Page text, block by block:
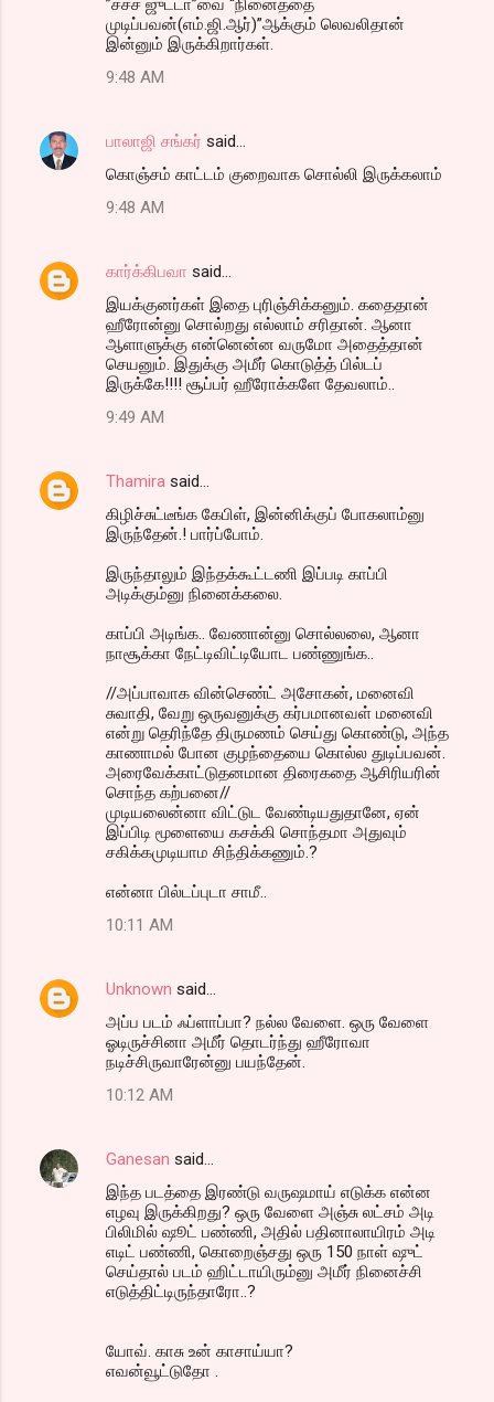
முடிப்பவன்(எம்.ஜி.ஆர்)”ஆக்கும் லெவலிதான்
இன்னும் இருக்கிறார்கள்.
9:48 AM
பாலாஜி சங்கர் said…
கொஞ்சம் காட்டம் குறைவாக சொல்லி இருக்கலாம்
9:48 AM
கார்க்கிபவா said…
இயக்குனர்கள் இதை புரிஞ்சிக்கனும். கதைதான்
ஹீரோன்னு சொல்றது எல்லாம் சரிதான். ஆனா
ஆளாளுக்கு என்னென்ன வருமோ அதைத்தான்
செயனும். இதுக்கு அமீர் கொடுத்த் பில்டப்
இருக்கே!!!! சூப்பர் ஹீரோக்களே தேவலாம்..
9:49 AM
Thamira said…
கிழிச்சுட்டீங்க கேபிள், இன்னிக்குப் போகலாம்னு
இருந்தேன்.! பார்ப்போம்.
இருந்தாலும் இந்தக்கூட்டணி இப்படி காப்பி
அடிக்கும்னு நினைக்கலை.
காப்பி அடிங்க.. வேணான்னு சொல்லலை, ஆனா
நாசூக்கா நேட்டிவிட்டியோட பண்ணுங்க..
//அப்பாவாக வின்செண்ட் அசோகன், மனைவி
சுவாதி, வேறு ஒருவனுக்கு கர்பமானவள் மனைவி
என்று தெரிந்தே திருமணம் செய்து கொண்டு, அந்த
காணாமல் போன குழந்தையை கொல்ல துடிப்பவன்.
அரைவேக்காட்டுதனமான திரைகதை ஆசிரியரின்
சொந்த கற்பனை//
முடியலைன்னா விட்டுட வேண்டியதுதானே, ஏன்
இப்பிடி மூளையை கசக்கி சொந்தமா அதுவும்
சகிக்கமுடியாம சிந்திக்கணும்.?
என்னா பில்டப்புடா சாமீ..
10:11 AM
Unknown said…
அப்ப படம் ஃப்ளாப்பா? நல்ல வேளை. ஒரு வேளை
ஓடிருச்சினா அமீர் தொடர்ந்து ஹீரோவா
நடிச்சிருவாரேன்னு பயந்தேன்.
10:12 AM
Ganesan said…
இந்த படத்தை இரண்டு வருஷமாய் எடுக்க என்ன
எழவு இருக்கிறது? ஒரு வேளை அஞ்சு லட்சம் அடி
பிலிமில் ஷூட் பண்ணி, அதில் பதினாலாயிரம் அடி
எடிட் பண்ணி, கொறைஞ்சது ஒரு 150 நாள் ஷுட்
செய்தால் படம் ஹிட்டாயிரும்னு அமீர் நினைச்சி
எடுத்திட்டிருந்தாரோ..?
யோவ். காசு உன் காசாய்யா?
எவன்வூட்டுதோ .